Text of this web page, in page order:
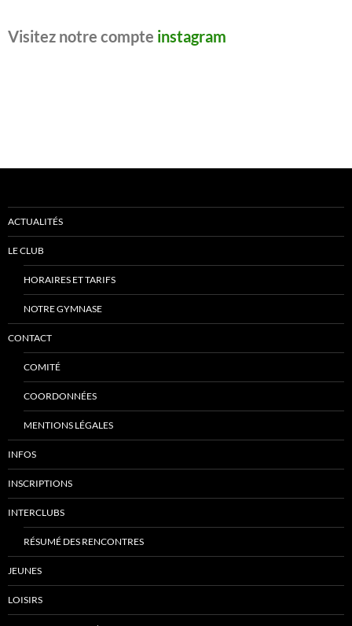
Visitez notre compte instagram
ACTUALITÉS
LE CLUB
HORAIRES ET TARIFS
NOTRE GYMNASE
CONTACT
COMITÉ
COORDONNÉES
MENTIONS LÉGALES
INFOS
INSCRIPTIONS
INTERCLUBS
RÉSUMÉ DES RENCONTRES
JEUNES
LOISIRS